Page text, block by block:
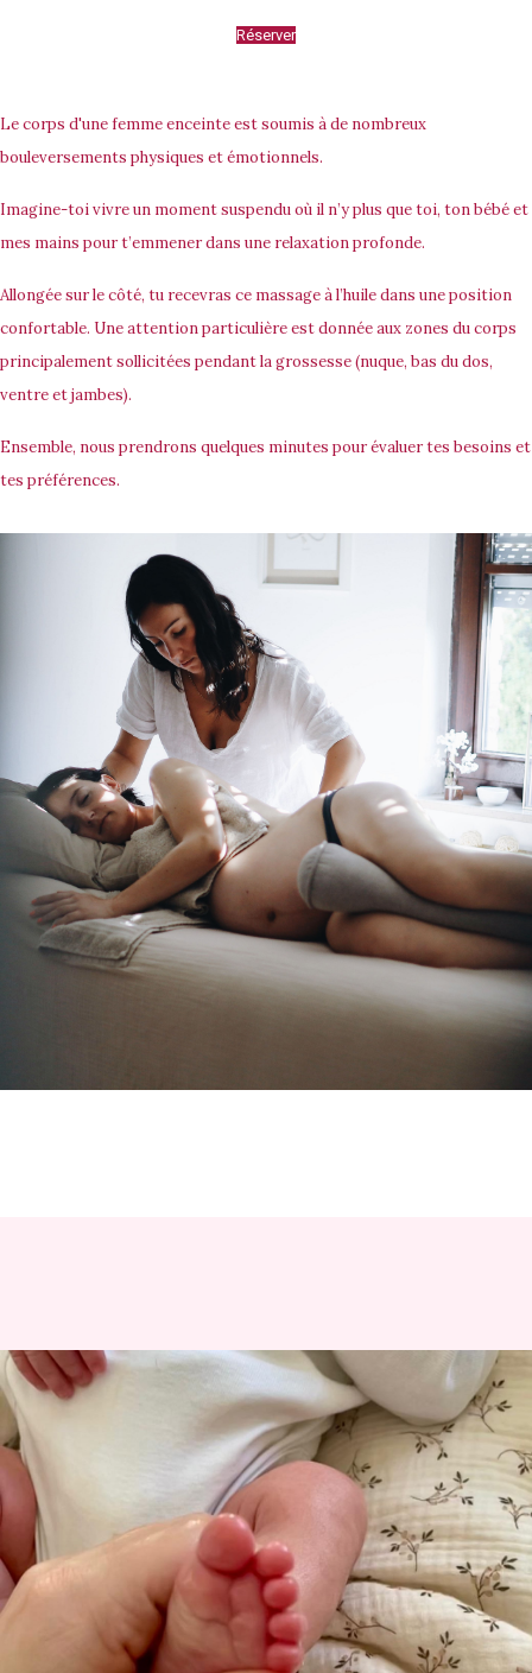
Réserver
Le corps d'une femme enceinte est soumis à de nombreux
bouleversements physiques et émotionnels.
Imagine-toi vivre un moment suspendu où il n’y plus que toi, ton bébé et
mes mains pour t’emmener dans une relaxation profonde.
Allongée sur le côté, tu recevras ce massage à l’huile dans une position
confortable. Une attention particulière est donnée aux zones du corps
principalement sollicitées pendant la grossesse (nuque, bas du dos,
ventre et jambes).
Ensemble, nous prendrons quelques minutes pour évaluer tes besoins et
tes préférences.